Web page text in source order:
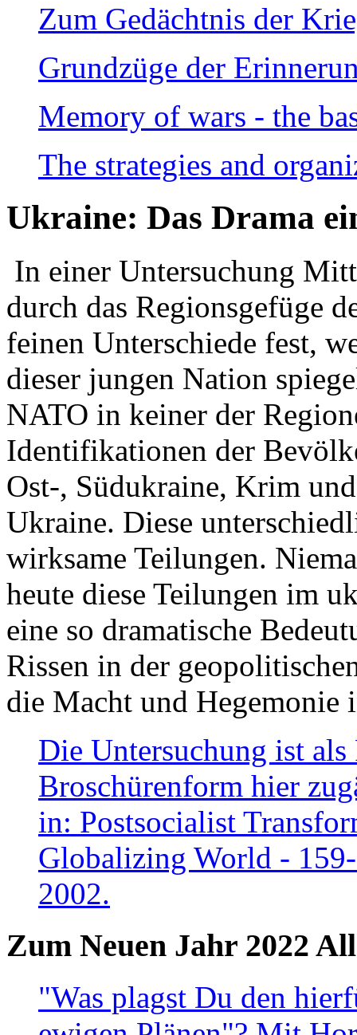
Zum Gedächtnis der
Grundzüge der
Memory of wars - the
The strategies and
Ukraine: Das Drama
In einer Untersuchung
durch das Regionsgefüge
feinen Unterschiede fest,
dieser jungen Nation
NATO in keiner der
Identifikationen der
Ost-, Südukraine, Krim
Ukraine. Diese
wirksame Teilungen.
heute diese Teilungen im
eine so dramatische
Rissen in der
die Macht und Hegemonie
Die Untersuchung ist
Broschürenform hier
in: Postsocialist
Globalizing World -
2002.
Zum Neuen Jahr 2022
"Was plagst Du den